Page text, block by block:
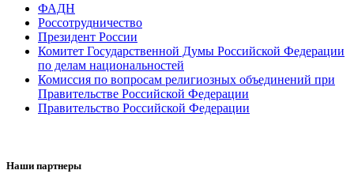
ФАДН
Россотрудничество
Президент России
Комитет Государственной Думы Российской Федерации
по делам национальностей
Комиссия по вопросам религиозных объединений при
Правительстве Российской Федерации
Правительство Российской Федерации
Наши партнеры